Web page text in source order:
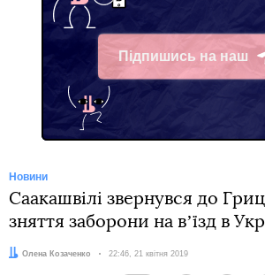
Підпишись на наш
Telegram
Новини
Саакашвілі звернувся до
зняття заборони на вʼїзд в
Автор:
Олена Козаченко Дата:
22:46, 21 квітня 2019